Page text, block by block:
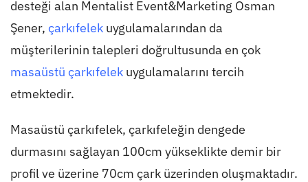
desteği alan Mentalist Event&Marketing Osman
Şener, çarkıfelekuygulamalarından da
müşterilerinin talepleri doğrultusunda en çok
masaüstü çarkıfelekuygulamalarını tercih
etmektedir.
Masaüstü çarkıfelek, çarkıfeleğin dengede
durmasını sağlayan 100cm yükseklikte demir bir
profil ve üzerine 70cm çark üzerinden oluşmaktadır.